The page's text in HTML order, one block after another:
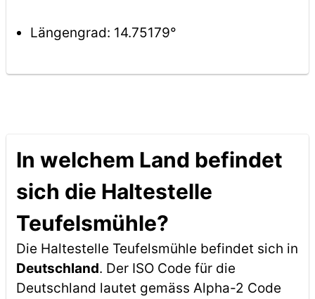
Längengrad: 14.75179°
In welchem Land befindet
sich die Haltestelle
Teufelsmühle?
Die Haltestelle Teufelsmühle befindet sich in
Deutschland. Der ISO Code für die
Deutschland lautet gemäss Alpha-2 Code